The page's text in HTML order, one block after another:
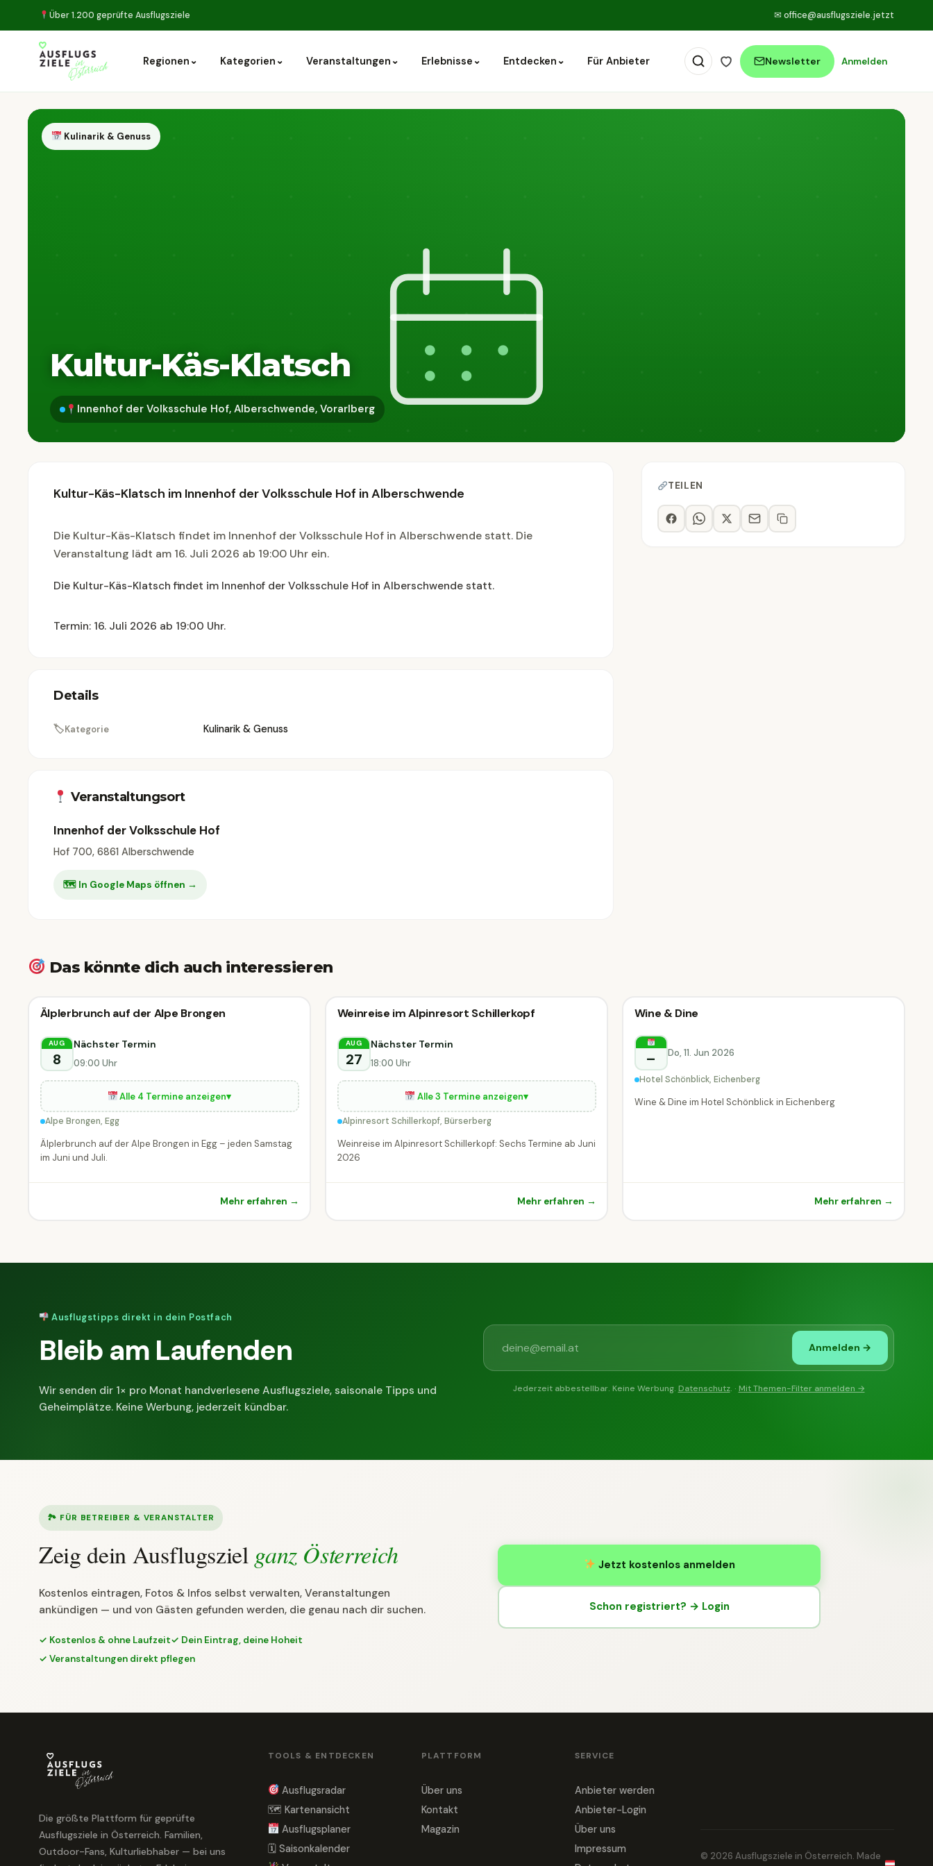
Über 1.200 geprüfte Ausflugsziele ✉ office@ausflugsziele.jetzt
Regionen ⌄ Kategorien ⌄ Veranstaltungen ⌄ Erlebnisse ⌄ Entdecken ⌄ Für Anbieter Newsletter Anmelden
Kulinarik & Genuss
Kultur-Käs-Klatsch
Innenhof der Volksschule Hof, Alberschwende, Vorarlberg
Kultur-Käs-Klatsch im Innenhof der Volksschule Hof in Alberschwende
Die Kultur-Käs-Klatsch findet im Innenhof der Volksschule Hof in Alberschwende statt. Die
Veranstaltung lädt am 16. Juli 2026 ab 19:00 Uhr ein.
Die Kultur-Käs-Klatsch findet im Innenhof der Volksschule Hof in Alberschwende statt.
Termin: 16. Juli 2026 ab 19:00 Uhr.
Details
🏷Kategorie Kulinarik & Genuss
Veranstaltungsort
Innenhof der Volksschule Hof
Hof 700, 6861 Alberschwende
🗺 In Google Maps öffnen →
TEILEN
Das könnte dich auch interessieren
Kulinarik & Genuss
Egg
Kulinarik & Genuss
Älplerbrunch auf der Alpe Brongen
AUG
8
Nächster Termin
09:00 Uhr
Alle 4 Termine anzeigen▾
Alpe Brongen, Egg
Älplerbrunch auf der Alpe Brongen in Egg – jeden Samstag
im Juni und Juli.
Mehr erfahren →
Kulinarik & Genuss
Bürserberg
Kulinarik & Genuss
Weinreise im Alpinresort Schillerkopf
AUG
27
Nächster Termin
18:00 Uhr
Alle 3 Termine anzeigen▾
Alpinresort Schillerkopf, Bürserberg
Weinreise im Alpinresort Schillerkopf: Sechs Termine ab Juni
2026
Mehr erfahren →
Kulinarik & Genuss
Eichenberg
Kulinarik & Genuss
Wine & Dine
– Do, 11. Jun 2026
Hotel Schönblick, Eichenberg
Wine & Dine im Hotel Schönblick in Eichenberg
Mehr erfahren →
Ausflugstipps direkt in dein Postfach
Bleib am Laufenden
Wir senden dir 1× pro Monat handverlesene Ausflugsziele, saisonale Tipps und
Geheimplätze. Keine Werbung, jederzeit kündbar.
Anmelden →
Jederzeit abbestellbar. Keine Werbung. Datenschutz. · Mit Themen-Filter anmelden →
🏞 FÜR BETREIBER & VERANSTALTER
Zeig dein Ausflugsziel ganz Österreich
Kostenlos eintragen, Fotos & Infos selbst verwalten, Veranstaltungen
ankündigen — und von Gästen gefunden werden, die genau nach dir suchen.
✓ Kostenlos & ohne Laufzeit✓ Dein Eintrag, deine Hoheit
✓ Veranstaltungen direkt pflegen
Jetzt kostenlos anmelden
Schon registriert? → Login
Die größte Plattform für geprüfte
Ausflugsziele in Österreich. Familien,
Outdoor-Fans, Kulturliebhaber — bei uns
TOOLS & ENTDECKEN
Ausflugsradar
🗺 Kartenansicht
Ausflugsplaner
🗓 Saisonkalender
PLATTFORM
Über uns
Kontakt
Magazin
SERVICE
Anbieter werden
Anbieter-Login
Über uns
Impressum
© 2026 Ausflugsziele in Österreich. Made